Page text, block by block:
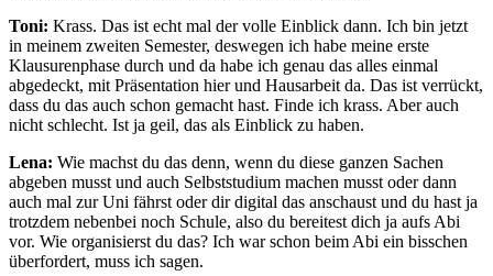
Toni: Krass. Das ist echt mal der volle Einblick dann. Ich bin jetzt
in meinem zweiten Semester, deswegen ich habe meine erste
Klausurenphase durch und da habe ich genau das alles einmal
abgedeckt, mit Präsentation hier und Hausarbeit da. Das ist verrückt,
dass du das auch schon gemacht hast. Finde ich krass. Aber auch
nicht schlecht. Ist ja geil, das als Einblick zu haben.
Lena: Wie machst du das denn, wenn du diese ganzen Sachen
abgeben musst und auch Selbststudium machen musst oder dann
auch mal zur Uni fährst oder dir digital das anschaust und du hast ja
trotzdem nebenbei noch Schule, also du bereitest dich ja aufs Abi
vor. Wie organisierst du das? Ich war schon beim Abi ein bisschen
überfordert, muss ich sagen.